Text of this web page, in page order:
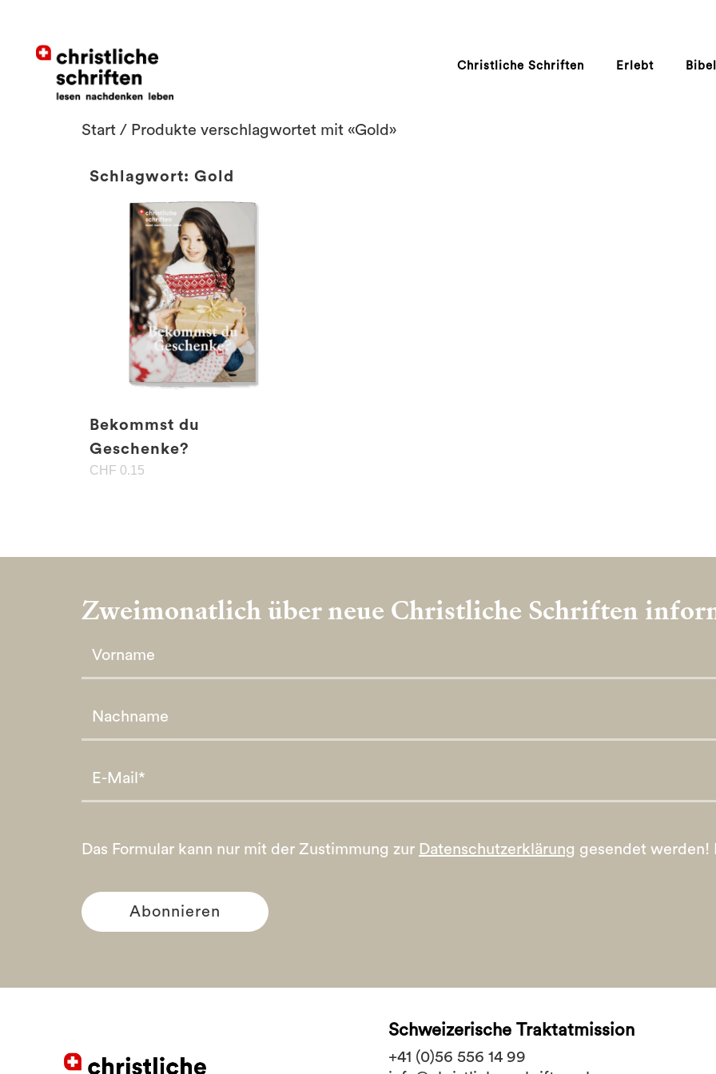
Christliche Schriften Erlebt
Start / Produkte verschlagwortet mit «Gold»
Schlagwort: Gold
Bekommst du
Geschenke?
CHF 0.15
Zweimonatlich über neue Christliche Schriften
Das Formular kann nur mit der Zustimmung zur Datenschutzerklärung gesendet werden!
Schweizerische Traktatmission
+41 (0)56 556 14 99